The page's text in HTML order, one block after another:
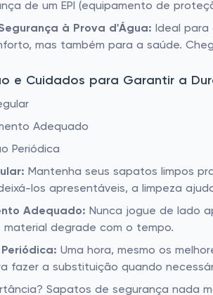
de um EPI (equipamento de
à Prova d'Água: Ideal
mas também para a saúde.
e Cuidados para Garantir a
Adequado
Periódica
Mantenha seus sapatos limpos
los apresentáveis, a limpeza
Adequado: Nunca jogue de lado
material degrade com o tempo.
Uma hora, mesmo os
fazer a substituição quando
Sapatos de segurança nada